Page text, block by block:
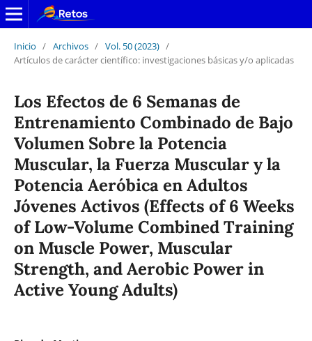
Inicio / Archivos / Vol. 50 (2023) /
Artículos de carácter científico: investigaciones básicas y/o aplicadas
Los Efectos de 6 Semanas de
Entrenamiento Combinado de Bajo
Volumen Sobre la Potencia
Muscular, la Fuerza Muscular y la
Potencia Aeróbica en Adultos
Jóvenes Activos (Effects of 6 Weeks
of Low-Volume Combined Training
on Muscle Power, Muscular
Strength, and Aerobic Power in
Active Young Adults)